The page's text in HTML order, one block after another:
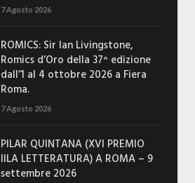
7 Agosto 2026
ROMICS: Sir Ian Livingstone,
Romics d’Oro della 37^ edizione
dall’1 al 4 ottobre 2026 a Fiera
Roma.
7 Agosto 2026
PILAR QUINTANA (XVI PREMIO
IILA LETTERATURA) A ROMA – 9
settembre 2026